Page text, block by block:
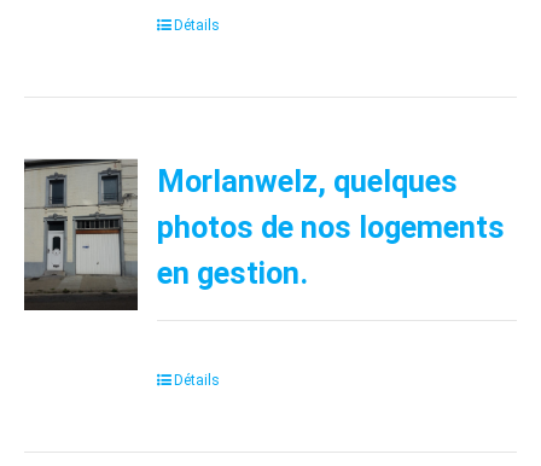
Détails
Morlanwelz, quelques
photos de nos logements
en gestion.
Détails